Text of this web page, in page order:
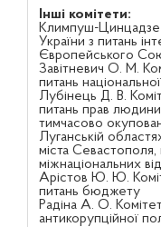
Інші комітети:
Климпуш-Цинцадзе
України з питань
Європейського
Завітневич О. М.
питань
Лубінець Д. В.
питань прав людини,
тимчасово
Луганській
міста
міжнаціональних
Арістов Ю. Ю.
питань бюджету
Радіна А. О.
антикорупційної